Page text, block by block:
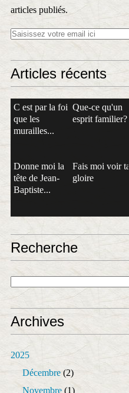
articles publiés.
Articles récents
C est par la foi
que les
murailles...
Que-ce qu'un
esprit familier?
Donne moi la
tête de Jean-
Baptiste...
Fais moi voir ta
gloire
Recherche
Archives
2025
Décembre (2)
Novembre (1)